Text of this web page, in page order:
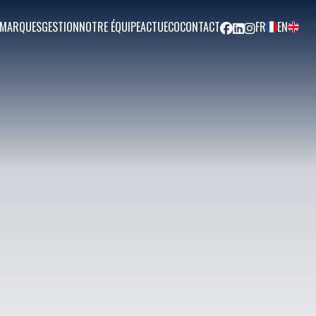
GESTIONNOTRE ÉQUIPEACTUECOCONTACTFACEBOOK
LINKEDIN
INSTAGRAM
FR EN